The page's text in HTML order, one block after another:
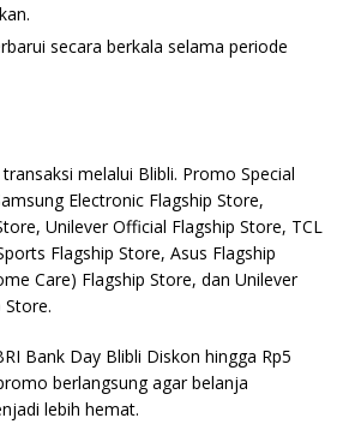
secara berkala selama periode
melalui Blibli. Promo Special
Electronic Flagship Store,
Unilever Official Flagship Store, TCL
Flagship Store, Asus Flagship
Care) Flagship Store, dan Unilever
Store.
Bank Day Blibli Diskon hingga Rp5
berlangsung agar belanja
lebih hemat.